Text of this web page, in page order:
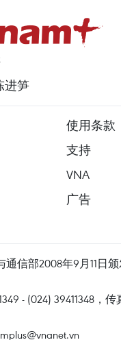
进笋
使用条款
支持
VNA
广告
信部2008年9月11日颁
- (024) 39411348，